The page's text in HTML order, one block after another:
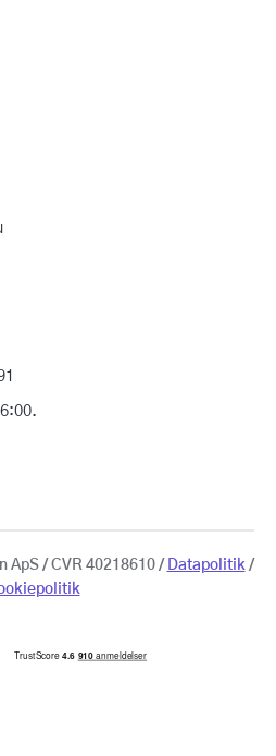
/ CVR 40218610 / Datapolitik /